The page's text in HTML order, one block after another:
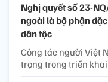
Nghị quyết số 23-
ngoài là bộ phận
dân tộc
Công tác người Việt
trọng trong triển